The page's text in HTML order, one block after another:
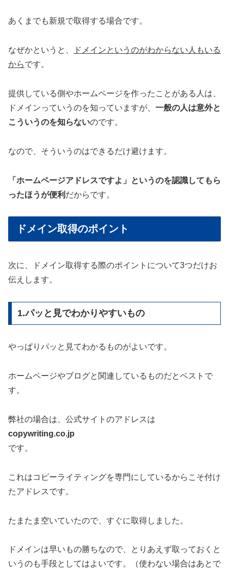
あくまでも新規で取得する場合です。
なぜかというと、
ドメインというのがわからない人もいる
からです。
提供している側やホームページを作ったことがある人は、
ドメインっていうのを知っていますが、 一般の人は意外と
こういうのを知らないのです。
なので、そういうのはできるだけ避けます。
「ホームページアドレスですよ」というのを認識してもら
ったほうが便利 だからです。
ドメイン取得のポイント
次に、ドメイン取得する際のポイントについて3つだけお
伝えします。
1.パッと見でわかりやすいもの
やっぱりパッと見てわかるものがよいです。
ホームページやブログと関連しているものだとベストで
す。
弊社の場合は、公式サイトのアドレスは
copywriting.co.jp
です。
これはコピーライティングを専門にしているからこそ付け
たアドレスです。
たまたま空いていたので、すぐに取得しました。
ドメインは早いもの勝ちなので、とりあえず取っておくと
いうのも手段としてはよいです。（使わない場合はあとで